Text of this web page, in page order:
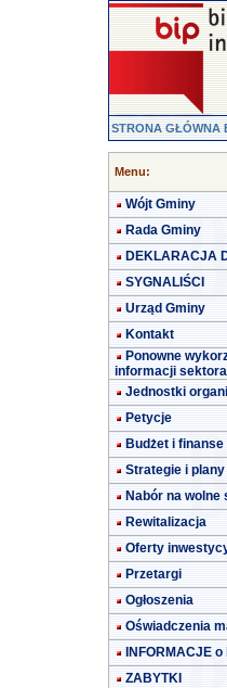
STRONA GŁÓWNA
Menu:
Wójt Gminy
Rada Gminy
DEKLARACJA
SYGNALIŚCI
Urząd Gminy
Kontakt
Ponowne
informacji
Jednostki
Petycje
Budżet i finanse
Strategie i plany
Nabór na wolne
Rewitalizacja
Oferty
Przetargi
Ogłoszenia
Oświadczenia
INFORMACJE
ZABYTKI